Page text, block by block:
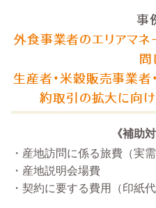
事
外食事業者のエリアマネ
問
生産者・米穀販売事業者
約取引の拡大に向
《補助
・産地訪問に係る旅費（実
・産地説明会場費
・契約に要する費用（印紙